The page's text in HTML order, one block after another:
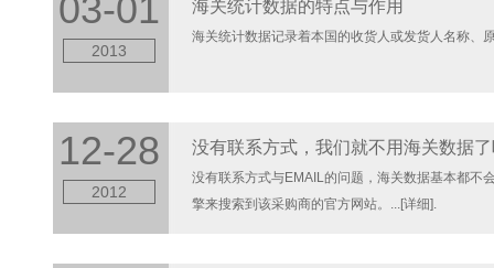
03-01
2013
海关统计数据的特点与作用
海关统计数据记录着本国的收货人或发货人名称、
12-28
2012
没有联系方式，我们就不用海关数据
没有联系方式与EMAIL的问题，海关数据基本都不
擎来搜索到该采购商的官方网站。...[详细].